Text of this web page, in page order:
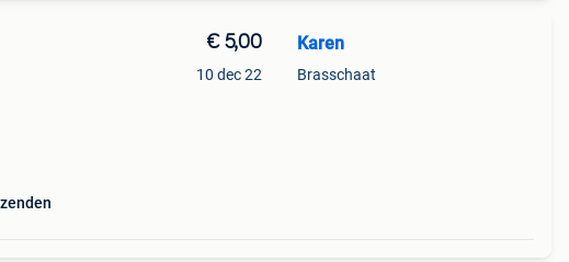
€ 5,00
10 dec 22
Karen
Brasschaat